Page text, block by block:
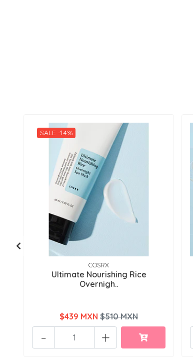
SALE -14%
COSRX
Ultimate Nourishing Rice
Overnigh..
$439 MXN $510 MXN
+
-